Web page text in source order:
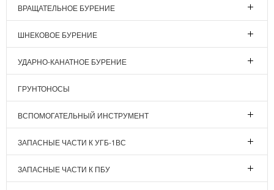
ВРАЩАТЕЛЬНОЕ БУРЕНИЕ
ШНЕКОВОЕ БУРЕНИЕ
УДАРНО-КАНАТНОЕ БУРЕНИЕ
ГРУНТОНОСЫ
ВСПОМОГАТЕЛЬНЫЙ ИНСТРУМЕНТ
ЗАПАСНЫЕ ЧАСТИ К УГБ-1ВС
ЗАПАСНЫЕ ЧАСТИ К ПБУ